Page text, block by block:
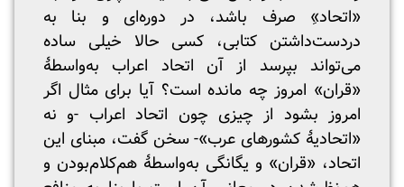
«اتحاد»ِ صرف باشد، در دوره‌ای و بنا به
دردست‌داشتن کتابی، کسی حالا خیلی ساده
می‌تواند بپرسد از آن اتحاد اعراب به‌واسطهٔ
«قران» امروز چه مانده است؟ آیا برای مثال اگر
امروز بشود از چیزی چون اتحاد اعراب -و نه
«اتحادیهٔ کشورهای عرب»- سخن گفت، مبنای این
اتحاد، «قران» و یگانگی به‌واسطهٔ هم‌کلام‌بودن و